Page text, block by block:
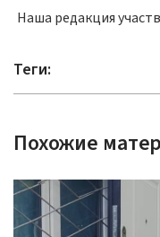
Наша редакция
Теги:
Похожие